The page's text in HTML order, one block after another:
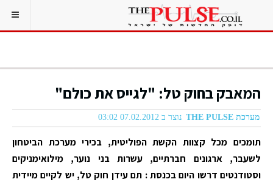
המאבק בחוק טל: "לגייס את כולם"
מערכת THE PULSE נוצר ב 07.02.2012 03:02
תומכים מכל קצוות הקשת הפוליטית, בכירי מערכת הביטחון
לשעבר, ארגונים חברתיים, עשרות בני נוער, מילואימניקים
וסטודנטים דרשו היום בכנסת : תם עידן חוק טל, יש לקיים מיידית